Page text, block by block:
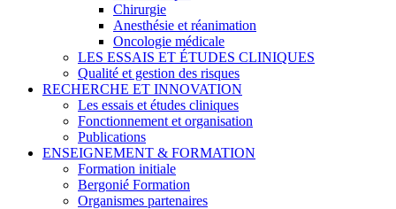
Chirurgie
Anesthésie et réanimation
Oncologie médicale
LES ESSAIS ET ÉTUDES CLINIQUES
Qualité et gestion des risques
RECHERCHE ET INNOVATION
Les essais et études cliniques
Fonctionnement et organisation
Publications
ENSEIGNEMENT & FORMATION
Formation initiale
Bergonié Formation
Organismes partenaires